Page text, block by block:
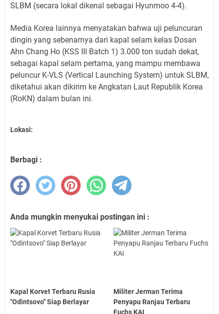
SLBM (secara lokal dikenal sebagai Hyunmoo 4-4).
Media Korea lainnya menyatakan bahwa uji peluncuran
dingin yang sebenarnya dari kapal selam kelas Dosan
Ahn Chang Ho (KSS III Batch 1) 3.000 ton sudah dekat,
sebagai kapal selam pertama, yang mampu membawa
peluncur K-VLS (Vertical Launching System) untuk SLBM,
diketahui akan dikirim ke Angkatan Laut Republik Korea
(RoKN) dalam bulan ini.
Lokasi:
Berbagi :
Anda mungkin menyukai postingan ini :
Kapal Korvet Terbaru Rusia
"Odintsovo" Siap Berlayar
Militer Jerman Terima
Penyapu Ranjau Terbaru
Fuchs KAI